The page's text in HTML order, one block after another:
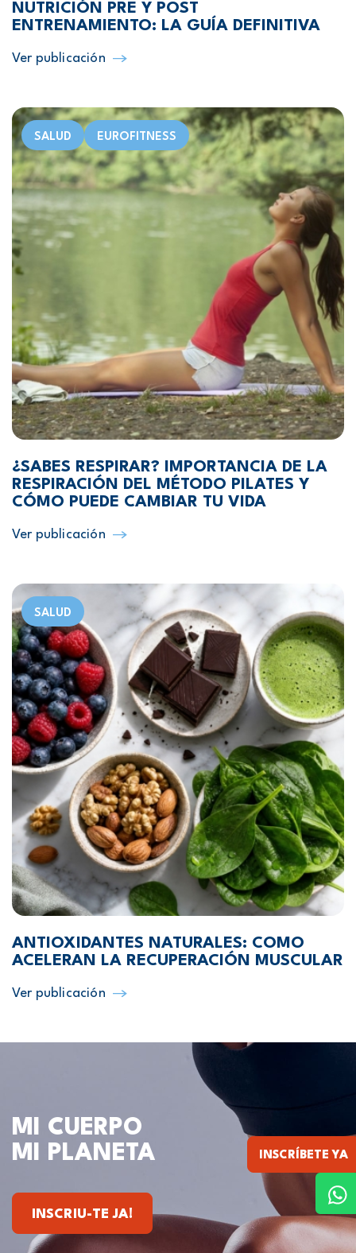
INSCRÍBETE YA
NUTRICIÓN PRE Y POST
ENTRENAMIENTO: LA GUÍA DEFINITIVA
Ver publicación
SALUD EUROFITNESS
¿SABES RESPIRAR? IMPORTANCIA DE LA
RESPIRACIÓN DEL MÉTODO PILATES Y
CÓMO PUEDE CAMBIAR TU VIDA
Ver publicación
SALUD
ANTIOXIDANTES NATURALES: COMO
ACELERAN LA RECUPERACIÓN MUSCULAR
Ver publicación
MI CUERPO
MI PLANETA
INSCRIU-TE JA!